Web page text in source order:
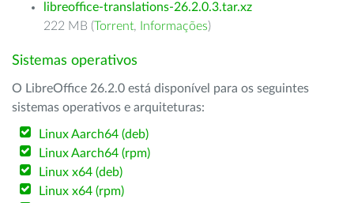
libreoffice-translations-26.2.0.3.tar.xz
222 MB (Torrent, Informações)
Sistemas operativos
O LibreOffice 26.2.0 está disponível para os seguintes
sistemas operativos e arquiteturas:
Linux Aarch64 (deb)
Linux Aarch64 (rpm)
Linux x64 (deb)
Linux x64 (rpm)